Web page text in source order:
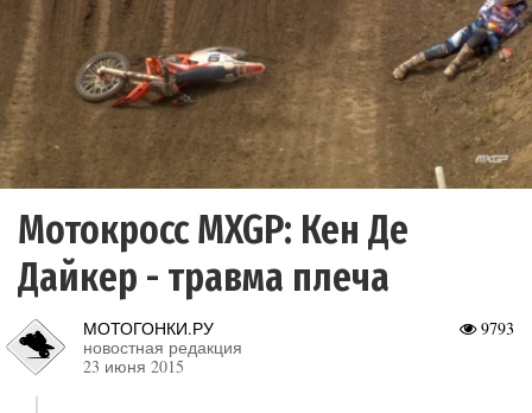
Мотокросс MXGP: Кен Де
Дайкер - травма плеча
9793
МОТОГОНКИ.РУ
новостная редакция
23 июня 2015